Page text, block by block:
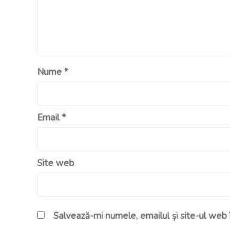
Nume *
Email*
Site web
Salvează-mi numele, emailul și site-ul